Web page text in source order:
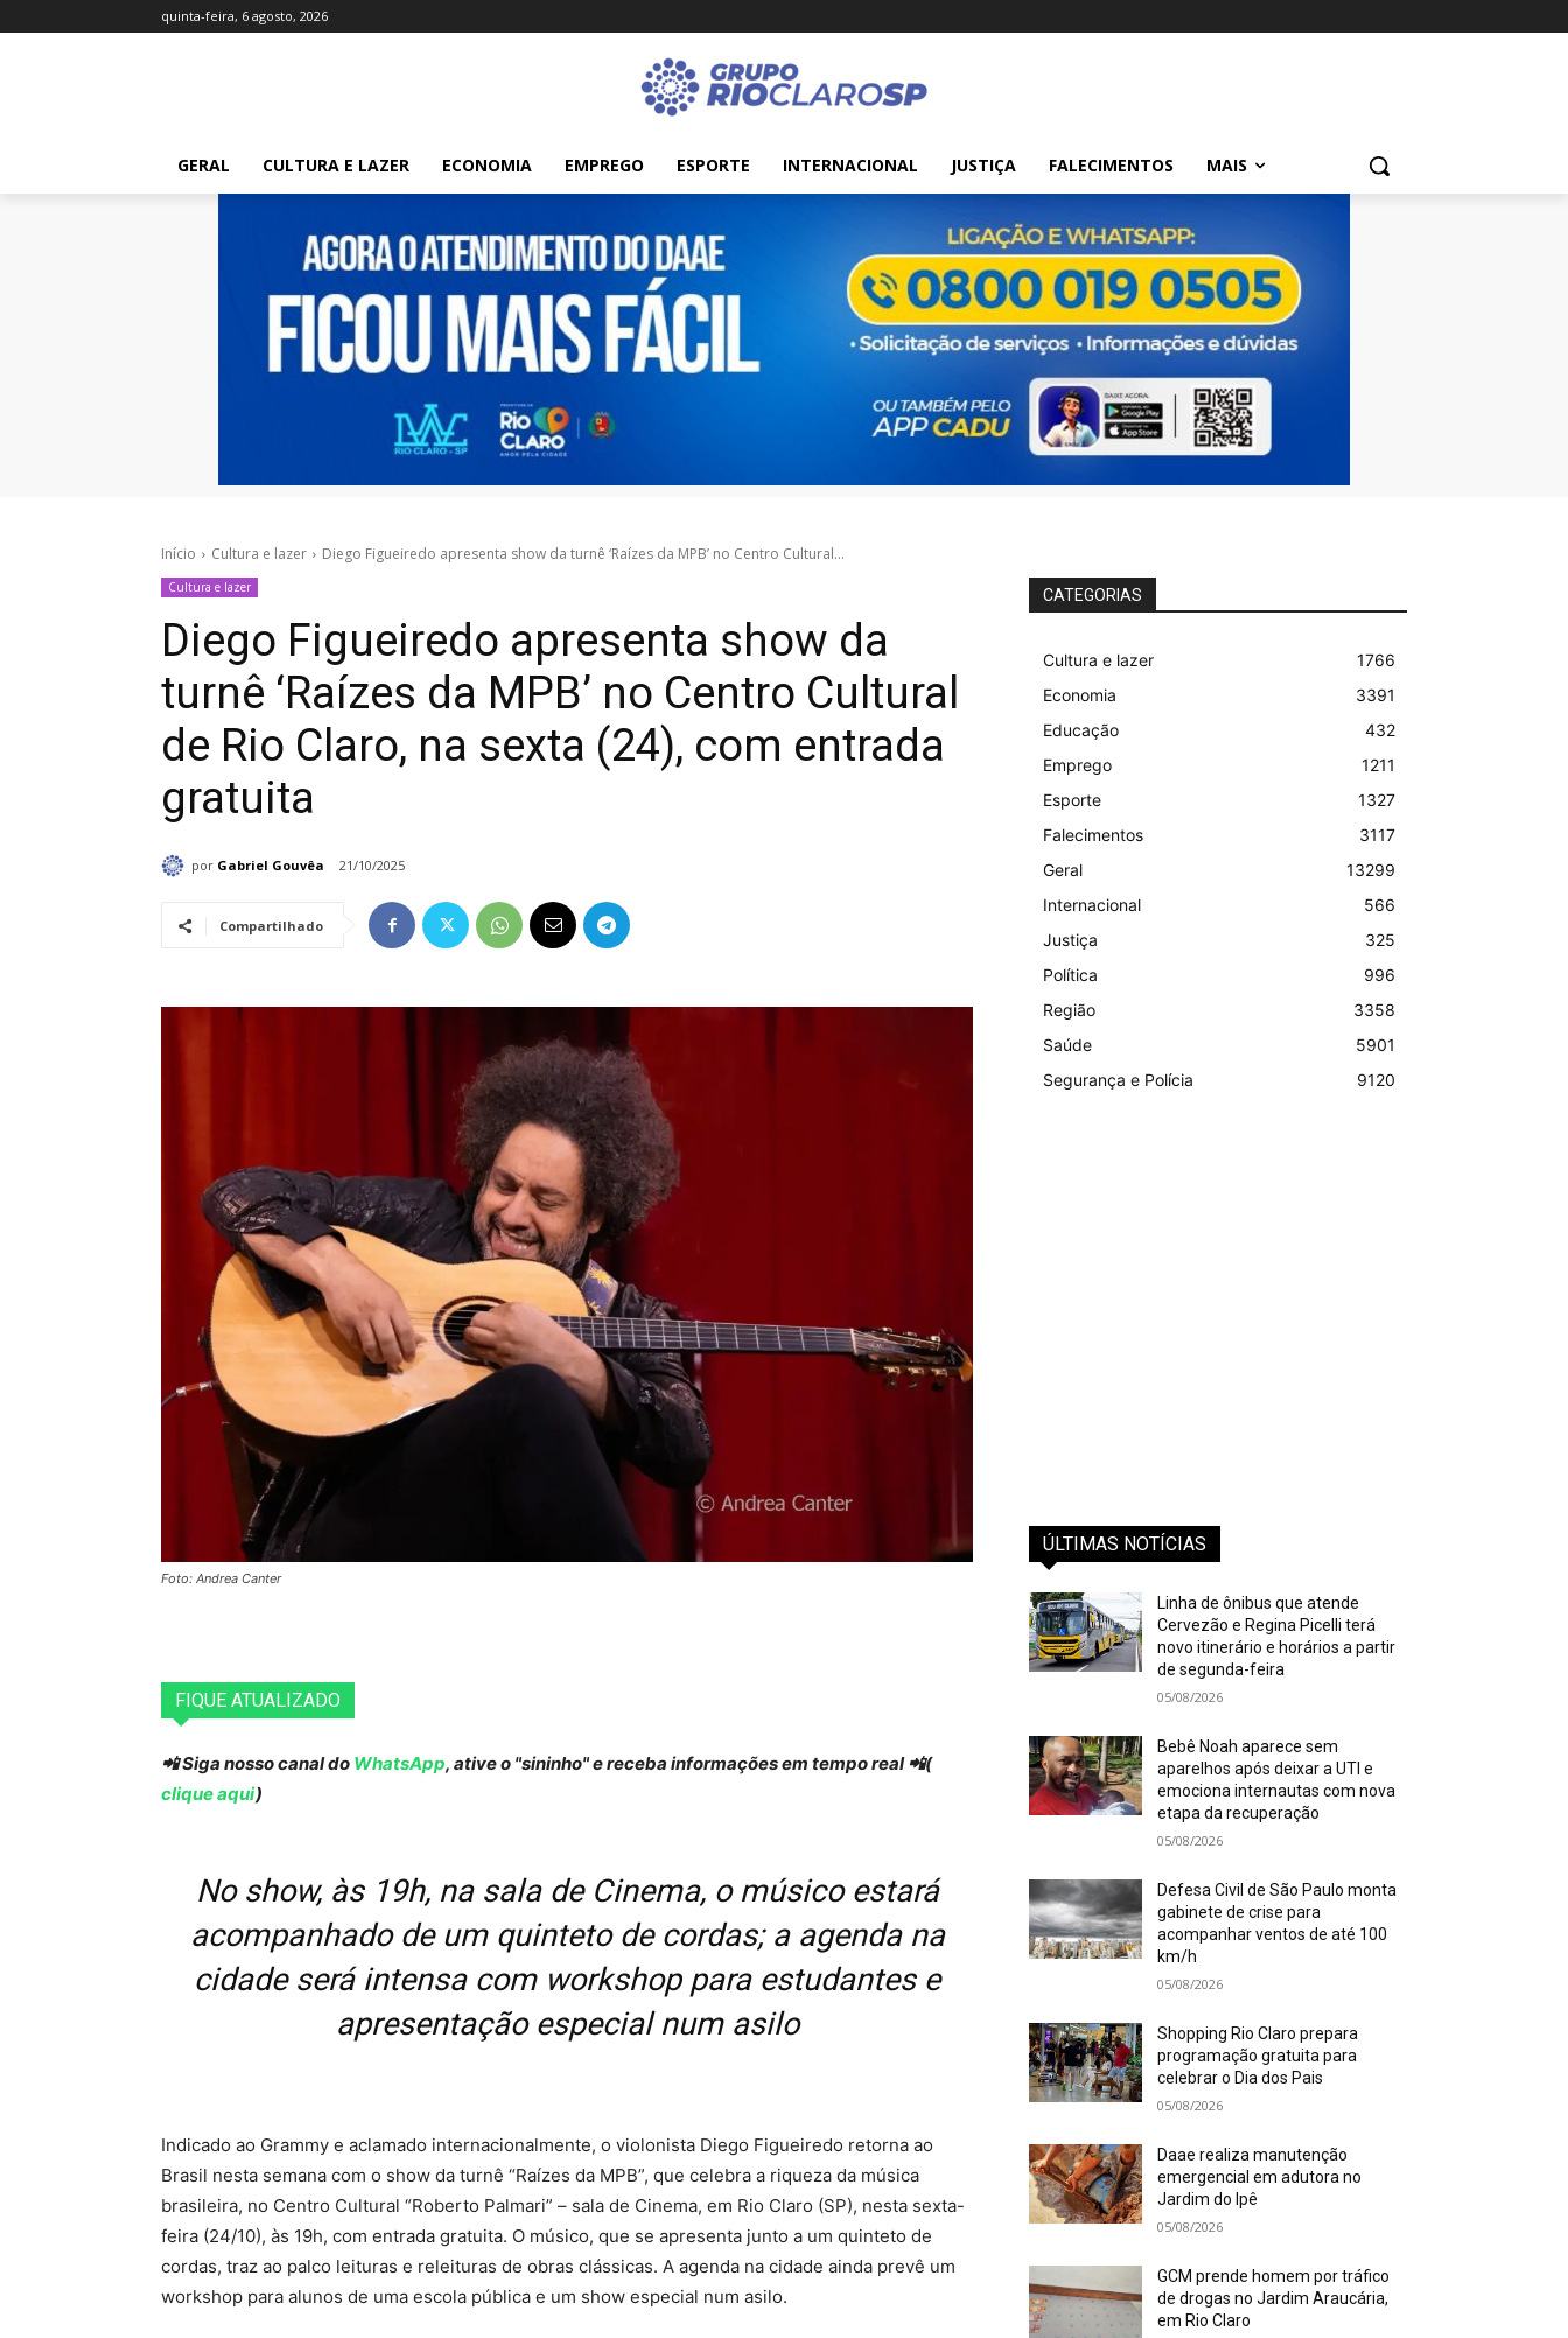
quinta-feira, 6 agosto, 2026
GERAL CULTURA E LAZER ECONOMIA EMPREGO ESPORTE INTERNACIONAL JUSTIÇA FALECIMENTOS MAIS
Início Cultura e lazer Diego Figueiredo apresenta show da turnê ‘Raízes da MPB’ no Centro Cultural...
Cultura e lazer
Diego Figueiredo apresenta show da
turnê ‘Raízes da MPB’ no Centro Cultural
de Rio Claro, na sexta (24), com entrada
gratuita
por Gabriel Gouvêa 21/10/2025
Compartilhado
Foto: Andrea Canter
FIQUE ATUALIZADO
📲 Siga nosso canal do WhatsApp, ative o "sininho" e receba informações em tempo real 📲(
clique aqui)
No show, às 19h, na sala de Cinema, o músico estará
acompanhado de um quinteto de cordas; a agenda na
cidade será intensa com workshop para estudantes e
apresentação especial num asilo
Indicado ao Grammy e aclamado internacionalmente, o violonista Diego Figueiredo retorna ao
Brasil nesta semana com o show da turnê “Raízes da MPB”, que celebra a riqueza da música
brasileira, no Centro Cultural “Roberto Palmari” – sala de Cinema, em Rio Claro (SP), nesta sexta-
feira (24/10), às 19h, com entrada gratuita. O músico, que se apresenta junto a um quinteto de
cordas, traz ao palco leituras e releituras de obras clássicas. A agenda na cidade ainda prevê um
workshop para alunos de uma escola pública e um show especial num asilo.
CATEGORIAS
Cultura e lazer
1766
Economia
3391
Educação
432
Emprego
1211
Esporte
1327
Falecimentos
3117
Geral
13299
Internacional
566
Justiça
325
Política
996
Região
3358
Saúde
5901
Segurança e Polícia
9120
ÚLTIMAS NOTÍCIAS
Linha de ônibus que atende
Cervezão e Regina Picelli terá
novo itinerário e horários a partir
de segunda-feira
05/08/2026
Bebê Noah aparece sem
aparelhos após deixar a UTI e
emociona internautas com nova
etapa da recuperação
05/08/2026
Defesa Civil de São Paulo monta
gabinete de crise para
acompanhar ventos de até 100
km/h
05/08/2026
Shopping Rio Claro prepara
programação gratuita para
celebrar o Dia dos Pais
05/08/2026
Daae realiza manutenção
emergencial em adutora no
Jardim do Ipê
05/08/2026
GCM prende homem por tráfico
de drogas no Jardim Araucária,
em Rio Claro